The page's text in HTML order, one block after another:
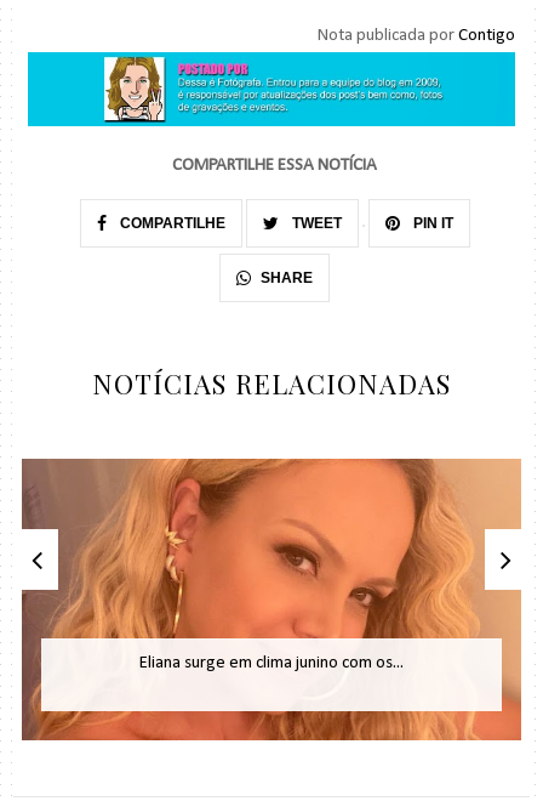
Nota publicada por Contigo
COMPARTILHE ESSA NOTÍCIA
COMPARTILHE TWEET PIN IT
SHARE
NOTÍCIAS RELACIONADAS
Eliana surge em clima junino com os...